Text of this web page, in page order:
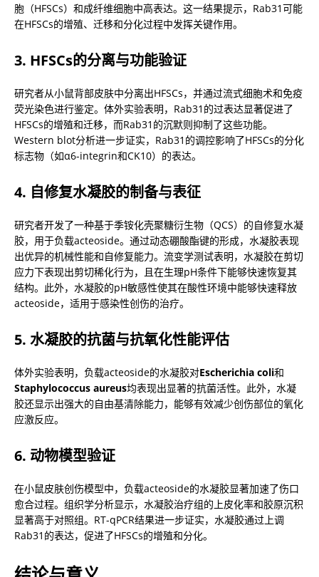
胞（HFSCs）和成纤维细胞中高表达。这一结果提示，Rab31可能
在HFSCs的增殖、迁移和分化过程中发挥关键作用。
3. HFSCs的分离与功能验证
研究者从小鼠背部皮肤中分离出HFSCs，并通过流式细胞术和免疫
荧光染色进行鉴定。体外实验表明，Rab31的过表达显著促进了
HFSCs的增殖和迁移，而Rab31的沉默则抑制了这些功能。
Western blot分析进一步证实，Rab31的调控影响了HFSCs的分化
标志物（如α6-integrin和CK10）的表达。
4. 自修复水凝胶的制备与表征
研究者开发了一种基于季铵化壳聚糖衍生物（QCS）的自修复水凝
胶，用于负载acteoside。通过动态硼酸酯键的形成，水凝胶表现
出优异的机械性能和自修复能力。流变学测试表明，水凝胶在剪切
应力下表现出剪切稀化行为，且在生理pH条件下能够快速恢复其
结构。此外，水凝胶的pH敏感性使其在酸性环境中能够快速释放
acteoside，适用于感染性创伤的治疗。
5. 水凝胶的抗菌与抗氧化性能评估
体外实验表明，负载acteoside的水凝胶对Escherichia coli和
Staphylococcus aureus均表现出显著的抗菌活性。此外，水凝
胶还显示出强大的自由基清除能力，能够有效减少创伤部位的氧化
应激反应。
6. 动物模型验证
在小鼠皮肤创伤模型中，负载acteoside的水凝胶显著加速了伤口
愈合过程。组织学分析显示，水凝胶治疗组的上皮化率和胶原沉积
显著高于对照组。RT-qPCR结果进一步证实，水凝胶通过上调
Rab31的表达，促进了HFSCs的增殖和分化。